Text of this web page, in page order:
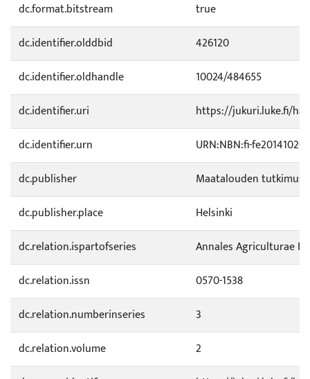
dc.format.bitstream
true
dc.identifier.olddbid
426120
dc.identifier.oldhandle
10024/484655
dc.identifier.uri
https://jukuri.luke.fi/
dc.identifier.urn
URN:NBN:fi-
dc.publisher
Maatalouden
dc.publisher.place
Helsinki
dc.relation.ispartofseries
Annales Agriculturae
dc.relation.issn
0570-1538
dc.relation.numberinseries
3
dc.relation.volume
2